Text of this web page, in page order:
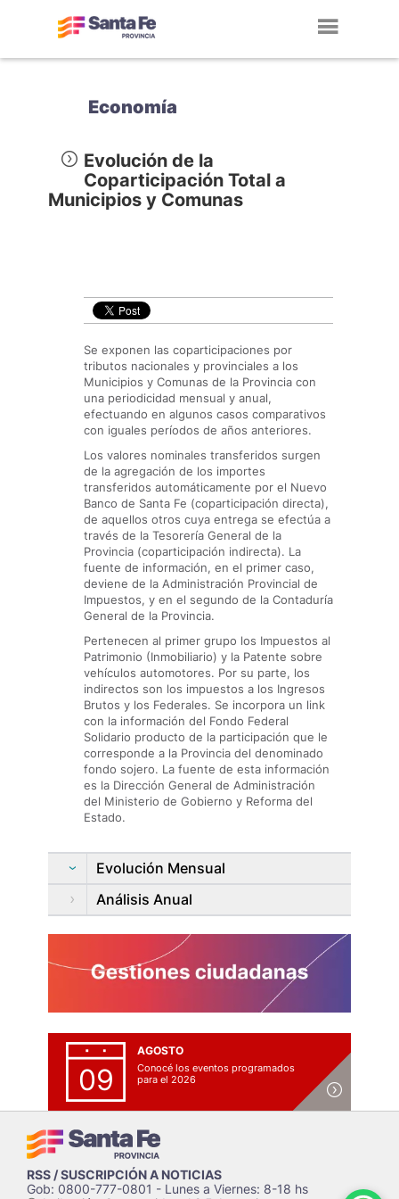
Economía
Evolución de la
Coparticipación Total a
Municipios y Comunas
Se exponen las coparticipaciones por
tributos nacionales y provinciales a los
Municipios y Comunas de la Provincia con
una periodicidad mensual y anual,
efectuando en algunos casos comparativos
con iguales períodos de años anteriores.
Los valores nominales transferidos surgen
de la agregación de los importes
transferidos automáticamente por el Nuevo
Banco de Santa Fe (coparticipación directa),
de aquellos otros cuya entrega se efectúa a
través de la Tesorería General de la
Provincia (coparticipación indirecta). La
fuente de información, en el primer caso,
deviene de la Administración Provincial de
Impuestos, y en el segundo de la Contaduría
General de la Provincia.
Pertenecen al primer grupo los Impuestos al
Patrimonio (Inmobiliario) y la Patente sobre
vehículos automotores. Por su parte, los
indirectos son los impuestos a los Ingresos
Brutos y los Federales. Se incorpora un link
con la información del Fondo Federal
Solidario producto de la participación que le
corresponde a la Provincia del denominado
fondo sojero. La fuente de esta información
es la Dirección General de Administración
del Ministerio de Gobierno y Reforma del
Estado.
Evolución Mensual
Análisis Anual
09
AGOSTO
Conocé los eventos programados
para el 2026
RSS / SUSCRIPCIÓN A NOTICIAS
Gob: 0800-777-0801 - Lunes a Viernes: 8-18 hs